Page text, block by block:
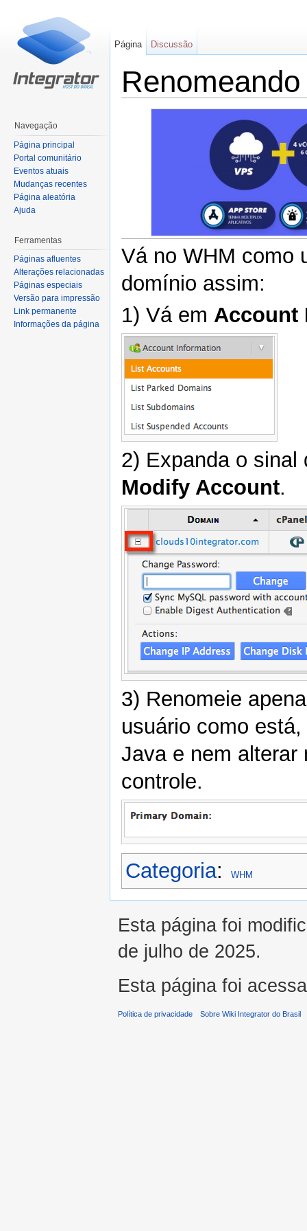
Vá no WHM como
domínio assim:
1) Vá em Account
2) Expanda o sinal
Modify Account.
3) Renomeie
usuário como
Java e nem alterar
controle.
Categoria: WHM
Página Discussão
Navegação
Página principal
Portal comunitário
Eventos atuais
Mudanças recentes
Página aleatória
Ajuda
Ferramentas
Páginas afluentes
Alterações relacionadas
Páginas especiais
Versão para impressão
Link permanente
Informações da página
Esta página foi
de julho de 2025.
Esta página foi
Política de privacidade Sobre Wiki Integrator do Brasil